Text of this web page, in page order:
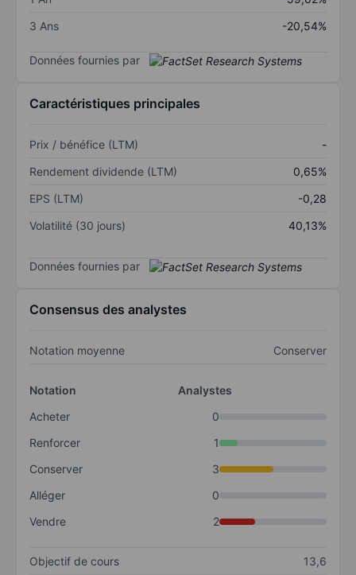
3 Ans
-20,54%
Données fournies par
Caractéristiques principales
Prix / bénéfice (LTM)
-
Rendement dividende (LTM)
0,65%
EPS (LTM)
-0,28
Volatilité (30 jours)
40,13%
Données fournies par
Consensus des analystes
Notation moyenne Conserver
Notation
Analystes
Acheter
0
Renforcer
1
Conserver
3
Alléger
0
Vendre
2
Objectif de cours
13,6